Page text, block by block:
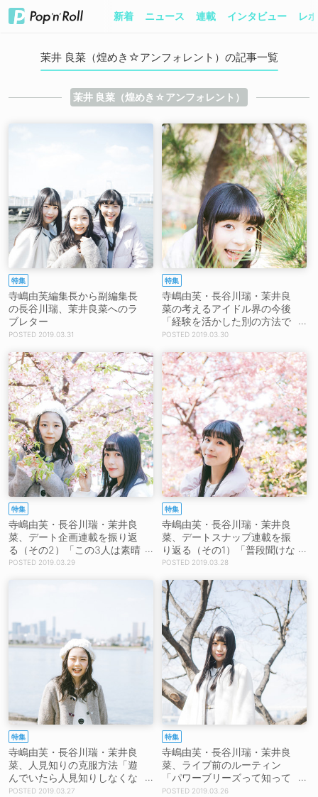
新着 ニュース 連載 インタビュー レ
茉井 良菜（煌めき☆アンフォレント）の記事一覧
茉井 良菜（煌めき☆アンフォレント）
特集
寺嶋由芙編集長から副編集長
の長谷川瑞、茉井良菜へのラ
ブレター
2019.03.31
特集
寺嶋由芙・長谷川瑞・茉井良
菜の考えるアイドル界の今後
「経験を活かした別の方法で
シーンをまた盛り上げてくれ
2019.03.30
特集
寺嶋由芙・長谷川瑞・茉井良
菜、デート企画連載を振り返
る（その2）「この3人は素晴
らしい人選だったのではと思
2019.03.29
特集
寺嶋由芙・長谷川瑞・茉井良
菜、デートスナップ連載を振
り返る（その1）「普段聞けな
い話とか考えていることとか
た」
2019.03.28
特集
寺嶋由芙・長谷川瑞・茉井良
菜、人見知りの克服方法「遊
んでいたら人見知りしなくな
ったから、慣れかなー」
2019.03.27
特集
寺嶋由芙・長谷川瑞・茉井良
菜、ライブ前のルーティン
「パワーブリーズって知って
ますか？」2019.03.26